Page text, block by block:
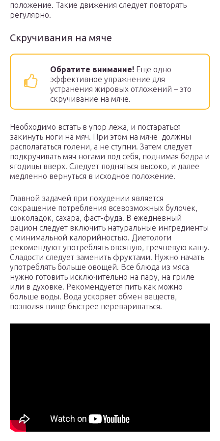
положение. Такие движения следует повторять
регулярно.
Скручивания на мяче
Обратите внимание! Еще одно
эффективное упражнение для
устранения жировых отложений – это
скручивание на мяче.
Необходимо встать в упор лежа, и постараться
закинуть ноги на мяч. При этом на мяче должны
располагаться голени, а не ступни. Затем следует
подкручивать мяч ногами под себя, поднимая бедра и
ягодицы вверх. Следует подняться высоко, и далее
медленно вернуться в исходное положение.
Главной задачей при похудении является
сокращение потребления всевозможных булочек,
шоколадок, сахара, фаст-фуда. В ежедневный
рацион следует включить натуральные ингредиенты
с минимальной калорийностью. Диетологи
рекомендуют употреблять овсяную, гречневую кашу.
Сладости следует заменить фруктами. Нужно начать
употреблять больше овощей. Все блюда из мяса
нужно готовить исключительно на пару, на гриле
или в духовке. Рекомендуется пить как можно
больше воды. Вода ускоряет обмен веществ,
позволяя пище быстрее перевариваться.